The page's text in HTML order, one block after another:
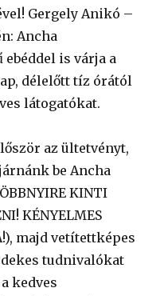
Gergely Anikó –
Ancha
is várja a
délelőtt tíz órától
látogatókat.
az ültetvényt,
be Ancha
KINTI
KÉNYELMES
majd vetítettképes
tudnivalókat
kedves